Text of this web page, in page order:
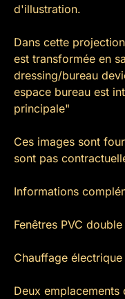
d'illustration.
Dans cette
est transformée en
dressing/bureau
espace bureau est
principale"
Ces images sont
sont pas
Informations
Fenêtres PVC
Chauffage
Deux